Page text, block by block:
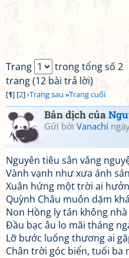
Trang
trong tổng số 2
trang (12 bài trả lời)
[1] [2] ›Trang sau »Trang cuối
Bản dịch của
Gửi bởi Vanachi
Nguyên tiêu sân vắng
Vành vạnh như xưa ánh
Xuân hứng một trời ai
Quỳnh Châu muôn dặm
Non Hồng ly tán không
Đầu bạc âu lo mãi tháng
Lỡ bước luống thương ai
Chân trời góc biển, tuổi ba